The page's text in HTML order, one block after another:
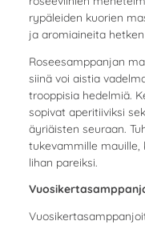
rypäleiden kuorien
ja aromiaineita
Roseesamppanjan
siinä voi aistia
trooppisia hedelmiä.
sopivat aperitiiviksi
äyriäisten seuraan.
tukevammille mauille,
lihan pareiksi.